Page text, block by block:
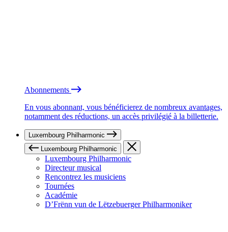
Abonnements
En vous abonnant, vous bénéficierez de nombreux avantages,
notamment des réductions, un accès privilégié à la billetterie.
Luxembourg Philharmonic
Luxembourg Philharmonic
Luxembourg Philharmonic
Directeur musical
Rencontrez les musiciens
Tournées
Académie
D’Frënn vun de Lëtzebuerger Philharmoniker